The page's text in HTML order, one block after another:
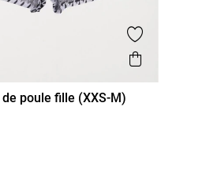
Ajouter
Aperçu
XS/14A S/16A
poule fille (XXS-M)